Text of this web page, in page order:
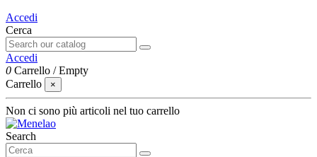
Accedi
Cerca
Accedi
0 Carrello /Empty
Carrello
×
Non ci sono più articoli nel tuo carrello
Search